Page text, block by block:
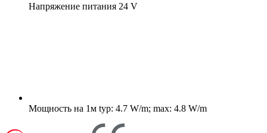
Напряжение питания 24 V
Мощность на 1м typ: 4.7 W/m; max: 4.8 W/m